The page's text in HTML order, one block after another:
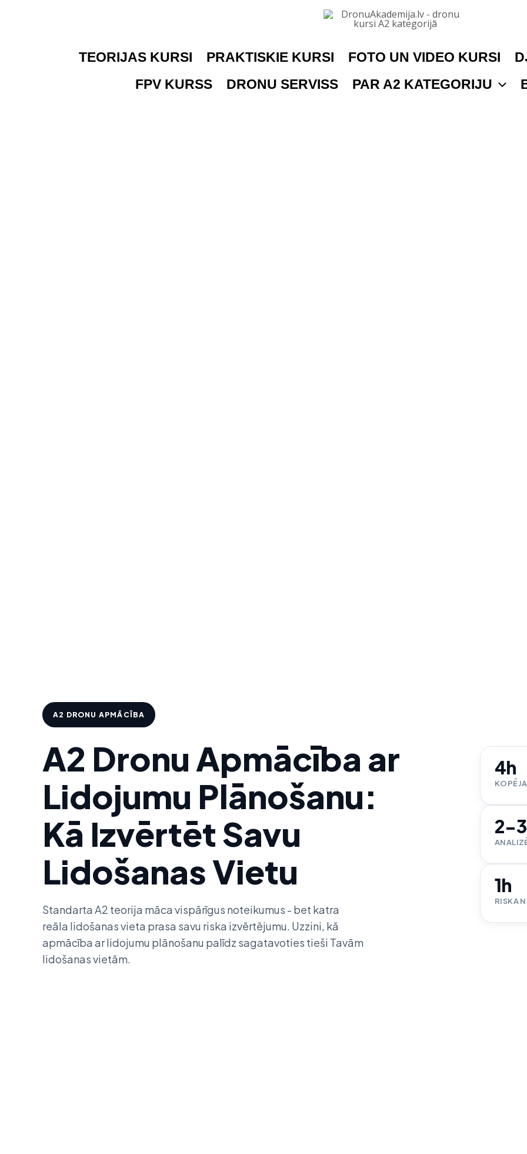
TEORIJAS KURSI PRAKTISKIE KURSI FOTO UN VIDEO KURSI
FPV KURSS
DRONU SERVISS PAR A2 KATEGORIJU
A2 DRONU APMĀCĪBA
A2 Dronu Apmācība ar
Lidojumu Plānošanu:
Kā Izvērtēt Savu
Lidošanas Vietu
Standarta A2 teorija māca vispārīgus noteikumus - bet katra
reāla lidošanas vieta prasa savu riska izvērtējumu. Uzzini, kā
apmācība ar lidojumu plānošanu palīdz sagatavoties tieši Tavām
lidošanas vietām.
4h
2-3
1h
RISKA